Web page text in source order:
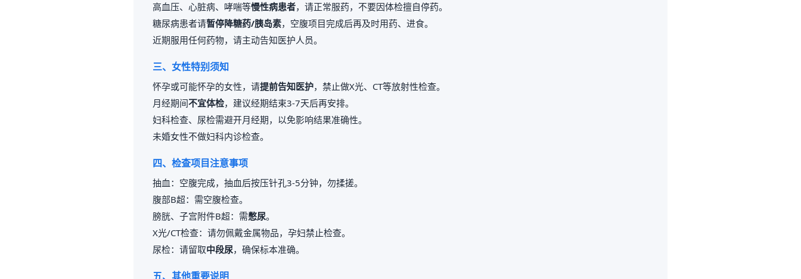
高血压、心脏病、哮喘等慢性病患者，请正常服药，不要因体检擅自停药。
糖尿病患者请暂停降糖药/胰岛素，空腹项目完成后再及时用药、进食。
近期服用任何药物，请主动告知医护人员。
三、女性特别须知
怀孕或可能怀孕的女性，请提前告知医护，禁止做X光、CT等放射性检查。
月经期间不宜体检，建议经期结束3-7天后再安排。
妇科检查、尿检需避开月经期，以免影响结果准确性。
未婚女性不做妇科内诊检查。
四、检查项目注意事项
抽血：空腹完成，抽血后按压针孔3-5分钟，勿揉搓。
腹部B超：需空腹检查。
膀胱、子宫附件B超：需憋尿。
X光/CT检查：请勿佩戴金属物品，孕妇禁止检查。
尿检：请留取中段尿，确保标本准确。
五、其他重要说明